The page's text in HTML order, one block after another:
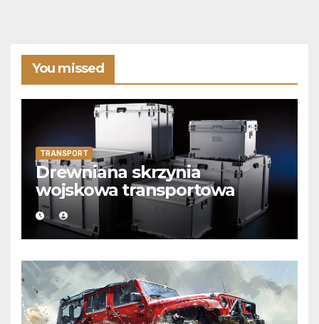
You missed
TRANSPORT
Drewniana skrzynia
wojskowa transportowa